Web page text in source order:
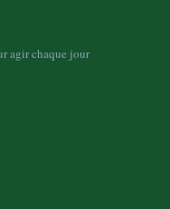
agir chaque jour